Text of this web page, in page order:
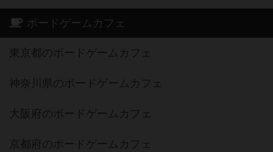
ボードゲームカフェ
東京都のボードゲームカフェ
神奈川県のボードゲームカフェ
大阪府のボードゲームカフェ
京都府のボードゲームカフェ